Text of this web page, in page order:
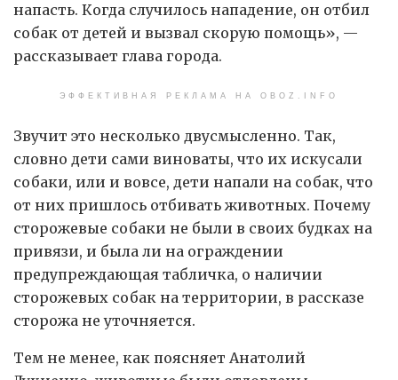
напасть. Когда случилось нападение, он отбил
собак от детей и вызвал скорую помощь», —
рассказывает глава города.
ЭФФЕКТИВНАЯ РЕКЛАМА НА OBOZ.INFO
Звучит это несколько двусмысленно. Так,
словно дети сами виноваты, что их искусали
собаки, или и вовсе, дети напали на собак, что
от них пришлось отбивать животных. Почему
сторожевые собаки не были в своих будках на
привязи, и была ли на ограждении
предупреждающая табличка, о наличии
сторожевых собак на территории, в рассказе
сторожа не уточняется.
Тем не менее, как поясняет Анатолий